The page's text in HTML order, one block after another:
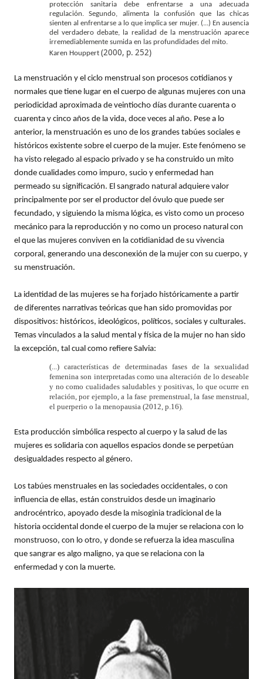
protección sanitaria debe enfrentarse a una adecuada
regulación. Segundo, alimenta la confusión que las chicas
sienten al enfrentarse a lo que implica ser mujer. (...) En ausencia
del verdadero debate, la realidad de la menstruación aparece
irremediablemente sumida en las profundidades del mito.
Karen Houppert (2000, p. 252)
La menstruación y el ciclo menstrual son procesos cotidianos y
normales que tiene lugar en el cuerpo de algunas mujeres con una
periodicidad aproximada de veintiocho días durante cuarenta o
cuarenta y cinco años de la vida, doce veces al año. Pese a lo
anterior, la menstruación es uno de los grandes tabúes sociales e
históricos existente sobre el cuerpo de la mujer. Este fenómeno se
ha visto relegado al espacio privado y se ha construido un mito
donde cualidades como impuro, sucio y enfermedad han
permeado su significación. El sangrado natural adquiere valor
principalmente por ser el productor del óvulo que puede ser
fecundado, y siguiendo la misma lógica, es visto como un proceso
mecánico para la reproducción y no como un proceso natural con
el que las mujeres conviven en la cotidianidad de su vivencia
corporal, generando una desconexión de la mujer con su cuerpo, y
su menstruación.
La identidad de las mujeres se ha forjado históricamente a partir
de diferentes narrativas teóricas que han sido promovidas por
dispositivos: históricos, ideológicos, políticos, sociales y culturales.
Temas vinculados a la salud mental y física de la mujer no han sido
la excepción, tal cual como refiere Salvia:
(...) características de determinadas fases de la sexualidad
femenina son interpretadas como una alteración de lo deseable
y no como cualidades saludables y positivas, lo que ocurre en
relación, por ejemplo, a la fase premenstrual, la fase menstrual,
el puerperio o la menopausia (2012, p.16).
Esta producción simbólica respecto al cuerpo y la salud de las
mujeres es solidaria con aquellos espacios donde se perpetúan
desigualdades respecto al género.
Los tabúes menstruales en las sociedades occidentales, o con
influencia de ellas, están construidos desde un imaginario
androcéntrico, apoyado desde la misoginia tradicional de la
historia occidental donde el cuerpo de la mujer se relaciona con lo
monstruoso, con lo otro, y donde se refuerza la idea masculina
que sangrar es algo maligno, ya que se relaciona con la
enfermedad y con la muerte.